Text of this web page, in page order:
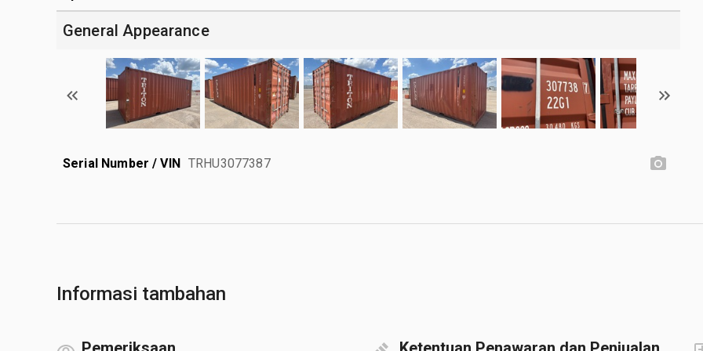
General Appearance
Serial Number / VIN TRHU3077387
Informasi tambahan